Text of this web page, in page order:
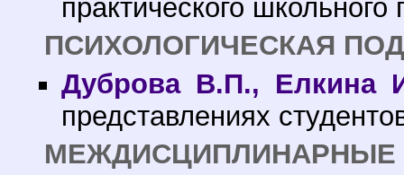
практического школьного
ПСИХОЛОГИЧЕСКАЯ
Дуброва В.П., Елкина
представлениях
МЕЖДИСЦИПЛИНАРНЫЕ